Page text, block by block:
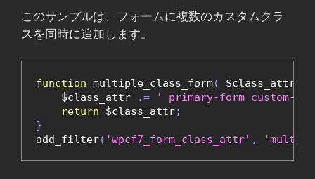
このサンプルは、フォームに複数のカスタムクラ
スを同時に追加します。
function multiple_class_form( $class_attr
    $class_attr
.=
' primary-form custom-
return $class_attr;
}
add_filter( 'wpcf7_form_class_attr' ,